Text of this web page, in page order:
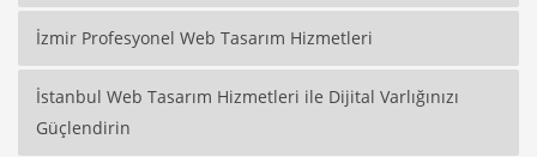
İzmir Profesyonel Web Tasarım Hizmetleri
İstanbul Web Tasarım Hizmetleri ile Dijital Varlığınızı
Güçlendirin